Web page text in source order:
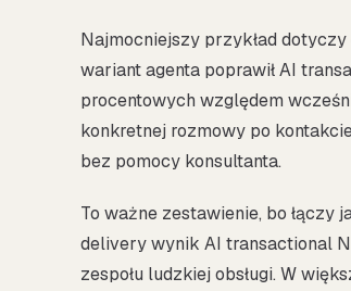
Najmocniejszy przykład
wariant agenta poprawił AI
procentowych względem
konkretnej rozmowy po
bez pomocy konsultanta.
To ważne zestawienie, bo łączy
delivery wynik AI transactional
zespołu ludzkiej obsługi. W